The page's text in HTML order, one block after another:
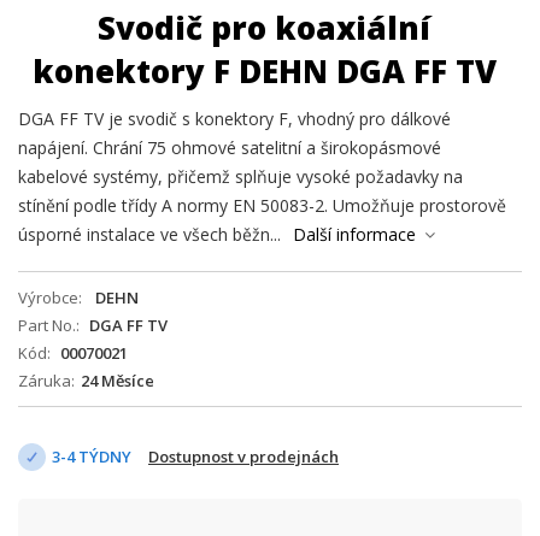
Svodič pro koaxiální
konektory F DEHN DGA FF TV
DGA FF TV je svodič s konektory F, vhodný pro dálkové
napájení. Chrání 75 ohmové satelitní a širokopásmové
kabelové systémy, přičemž splňuje vysoké požadavky na
stínění podle třídy A normy EN 50083-2. Umožňuje prostorově
úsporné instalace ve všech běžn...
Další informace
Výrobce
DEHN
Part No.
DGA FF TV
Kód
00070021
Záruka 24 Měsíce
3-4 TÝDNY Dostupnost v prodejnách